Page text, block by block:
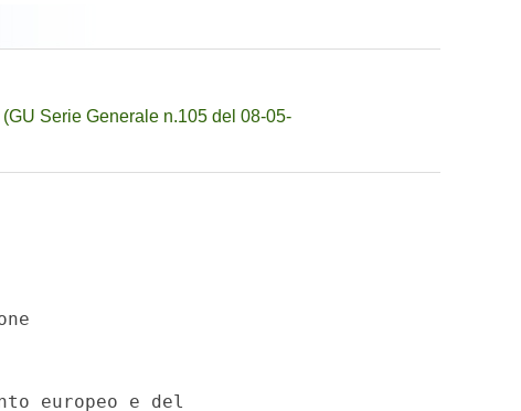
(GU Serie Generale n.105 del 08-05-